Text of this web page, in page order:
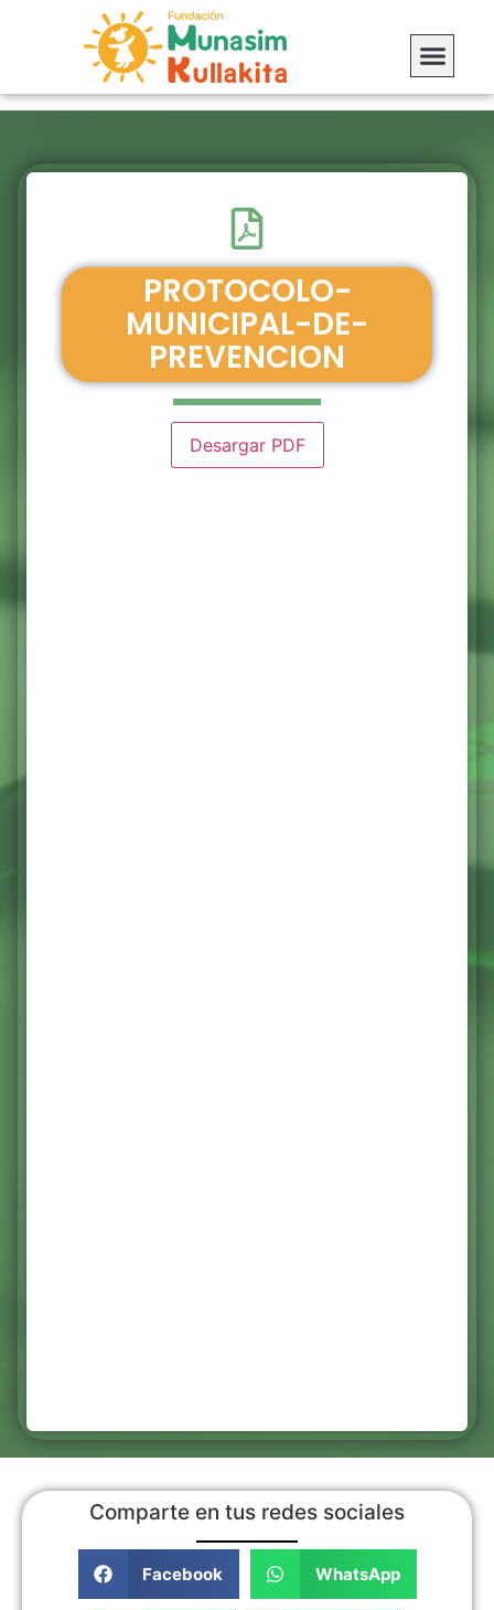
PROTOCOLO-
MUNICIPAL-DE-
PREVENCION
Desargar PDF
Comparte en tus redes sociales
Facebook WhatsApp